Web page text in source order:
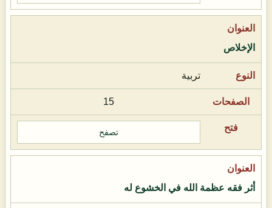
الإخلاص
تربية
15
تصفح
أثر فقه عظمة الله في الخشوع له